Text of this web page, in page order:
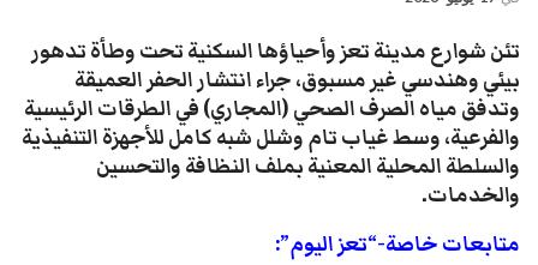
تئن شوارع مدينة تعز وأحياؤها السكنية تحت وطأة تدهور
بيئي وهندسي غير مسبوق، جراء انتشار الحفر العميقة
وتدفق مياه الصرف الصحي (المجاري) في الطرقات الرئيسية
والفرعية، وسط غياب تام وشلل شبه كامل للأجهزة التنفيذية
والسلطة المحلية المعنية بملف النظافة والتحسين
والخدمات.
متابعات خاصة-“تعز اليوم”: